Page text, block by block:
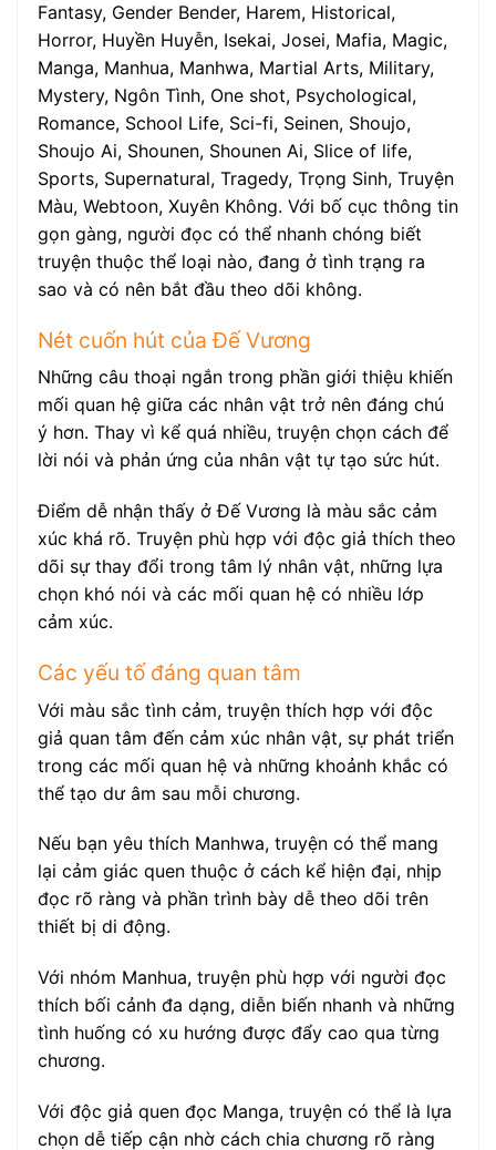
Fantasy, Gender Bender, Harem, Historical,
Horror, Huyền Huyễn, Isekai, Josei, Mafia, Magic,
Manga, Manhua, Manhwa, Martial Arts, Military,
Mystery, Ngôn Tình, One shot, Psychological,
Romance, School Life, Sci-fi, Seinen, Shoujo,
Shoujo Ai, Shounen, Shounen Ai, Slice of life,
Sports, Supernatural, Tragedy, Trọng Sinh, Truyện
Màu, Webtoon, Xuyên Không. Với bố cục thông tin
gọn gàng, người đọc có thể nhanh chóng biết
truyện thuộc thể loại nào, đang ở tình trạng ra
sao và có nên bắt đầu theo dõi không.
Nét cuốn hút của Đế Vương
Những câu thoại ngắn trong phần giới thiệu khiến
mối quan hệ giữa các nhân vật trở nên đáng chú
ý hơn. Thay vì kể quá nhiều, truyện chọn cách để
lời nói và phản ứng của nhân vật tự tạo sức hút.
Điểm dễ nhận thấy ở Đế Vương là màu sắc cảm
xúc khá rõ. Truyện phù hợp với độc giả thích theo
dõi sự thay đổi trong tâm lý nhân vật, những lựa
chọn khó nói và các mối quan hệ có nhiều lớp
cảm xúc.
Các yếu tố đáng quan tâm
Với màu sắc tình cảm, truyện thích hợp với độc
giả quan tâm đến cảm xúc nhân vật, sự phát triển
trong các mối quan hệ và những khoảnh khắc có
thể tạo dư âm sau mỗi chương.
Nếu bạn yêu thích Manhwa, truyện có thể mang
lại cảm giác quen thuộc ở cách kể hiện đại, nhịp
đọc rõ ràng và phần trình bày dễ theo dõi trên
thiết bị di động.
Với nhóm Manhua, truyện phù hợp với người đọc
thích bối cảnh đa dạng, diễn biến nhanh và những
tình huống có xu hướng được đẩy cao qua từng
chương.
Với độc giả quen đọc Manga, truyện có thể là lựa
chọn dễ tiếp cận nhờ cách chia chương rõ ràng